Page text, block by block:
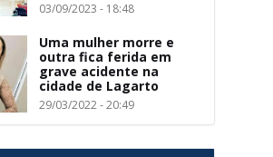
03/09/2023 - 18:48
Uma mulher morre e
outra fica ferida em
grave acidente na
cidade de Lagarto
29/03/2022 - 20:49